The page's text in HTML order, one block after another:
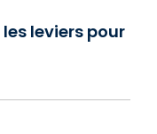
leviers pour